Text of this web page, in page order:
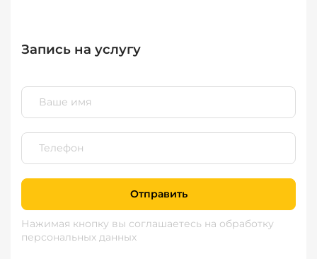
Запись на услугу
Отправить
Нажимая кнопку вы соглашаетесь на обработку
персональных данных